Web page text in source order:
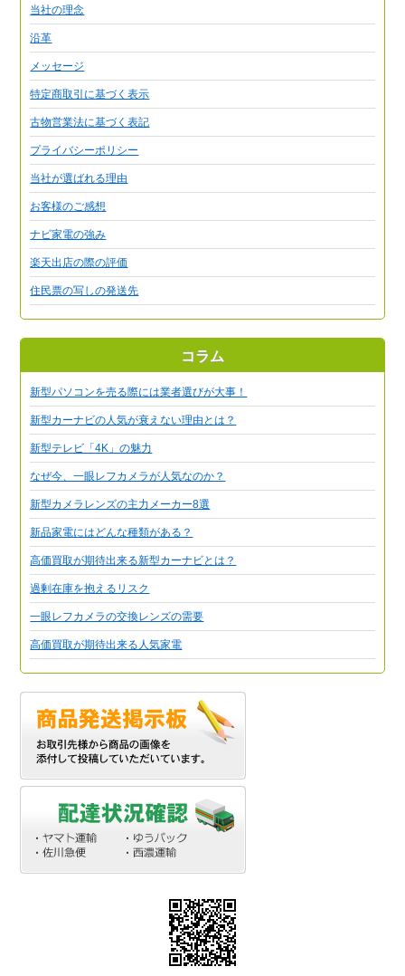
当社の理念
沿革
メッセージ
特定商取引に基づく表示
古物営業法に基づく表記
プライバシーポリシー
当社が選ばれる理由
お客様のご感想
ナビ家電の強み
楽天出店の際の評価
住民票の写しの発送先
コラム
新型パソコンを売る際には業者選びが大事！
新型カーナビの人気が衰えない理由とは？
新型テレビ「4K」の魅力
なぜ今、一眼レフカメラが人気なのか？
新型カメラレンズの主力メーカー8選
新品家電にはどんな種類がある？
高価買取が期待出来る新型カーナビとは？
過剰在庫を抱えるリスク
一眼レフカメラの交換レンズの需要
高価買取が期待出来る人気家電